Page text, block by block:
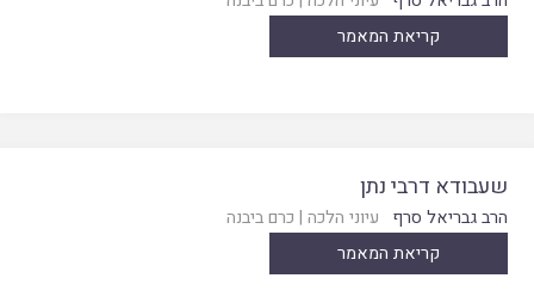
קריאת המאמר
שעבודא דרבי נתן
הרב גבריאל סרף עיוני הלכה | כרם ביבנה
קריאת המאמר